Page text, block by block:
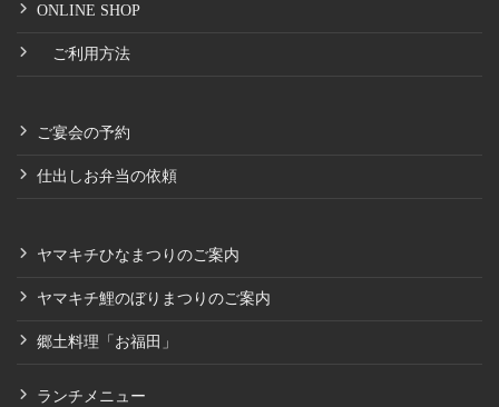
ONLINE SHOP
ご利用方法
ご宴会の予約
仕出しお弁当の依頼
ヤマキチひなまつりのご案内
ヤマキチ鯉のぼりまつりのご案内
郷土料理「お福田」
ランチメニュー